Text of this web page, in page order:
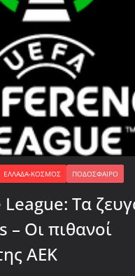
ΕΛΛΆΔΑ-ΚΌΣΜΟΣ ΠΟΔΌΣΦΑΙΡΟ
Τα
Οι πιθανοί
ΑΕΚ